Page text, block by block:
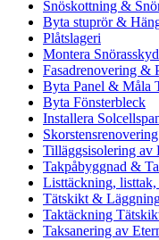
Snöskottning &
Byta stuprör &
Plåtslageri
Montera
Fasadrenovering &
Byta Panel & Måla
Byta Fönsterbleck
Installera
Skorstensrenovering
Tilläggsisolering av
Takpåbyggnad &
Listtäckning, listtak,
Tätskikt &
Taktäckning
Taksanering av